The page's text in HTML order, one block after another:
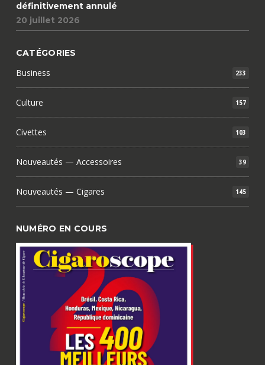
définitivement annulé
20 juillet 2026
CATÉGORIES
Business 233
Culture 157
Civettes 103
Nouveautés — Accessoires 39
Nouveautés — Cigares 145
NUMÉRO EN COURS